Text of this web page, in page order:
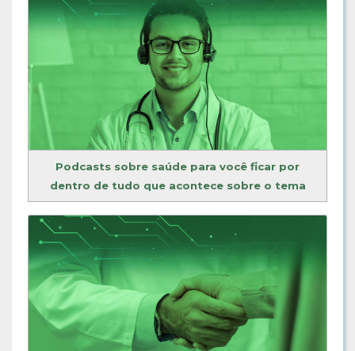
Podcasts sobre saúde para você ficar por
dentro de tudo que acontece sobre o tema